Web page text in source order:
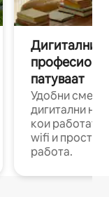
Дигитални
патуваат
Удобни
дигитални
кои работат
wifi и
работа.